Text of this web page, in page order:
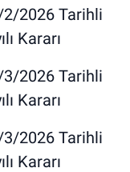
2026 Tarihli
Kararı
2026 Tarihli
Kararı
2026 Tarihli
Kararı